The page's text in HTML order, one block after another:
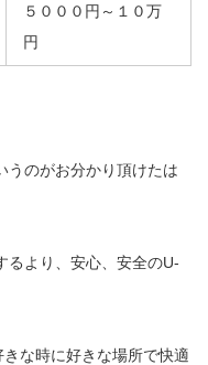
５０００円～１０万
円
うのがお分かり頂けたは
るより、安心、安全のU-
な時に好きな場所で快適